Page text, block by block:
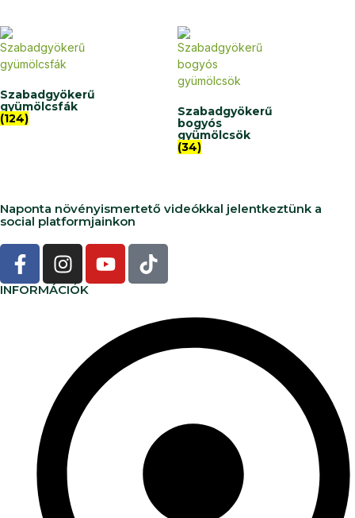
Szabadgyökerű
gyümölcsfák
(124)
Szabadgyökerű
bogyós
gyümölcsök
(34)
Naponta növényismertető videókkal jelentkeztünk a
social platformjainkon
INFORMÁCIÓK